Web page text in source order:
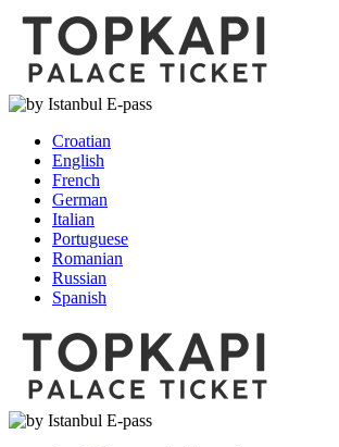
Croatian
English
French
German
Italian
Portuguese
Romanian
Russian
Spanish